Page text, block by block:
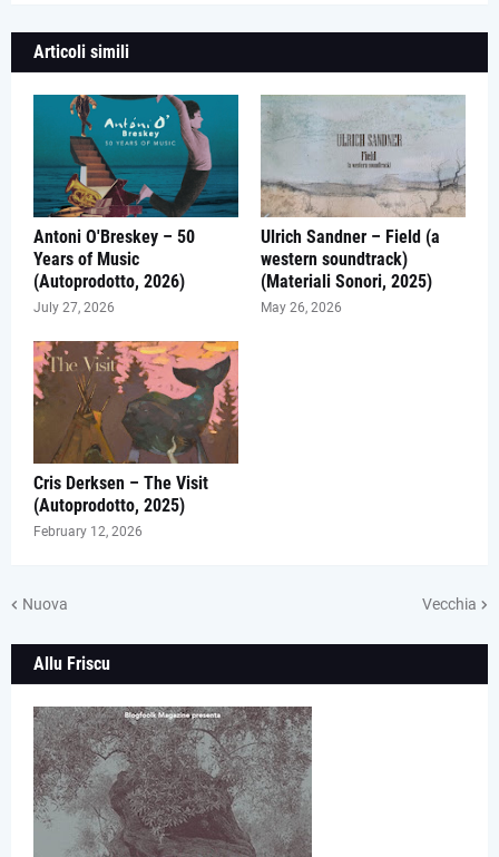
Articoli simili
Antoni O'Breskey – 50
Years of Music
(Autoprodotto, 2026)
July 27, 2026
Ulrich Sandner – Field (a
western soundtrack)
(Materiali Sonori, 2025)
May 26, 2026
Cris Derksen – The Visit
(Autoprodotto, 2025)
February 12, 2026
Nuova Vecchia
Allu Friscu